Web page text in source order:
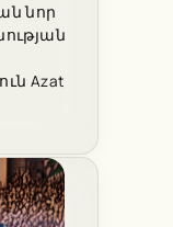
նոր
Azat